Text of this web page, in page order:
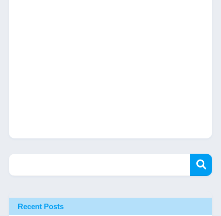
Recent Posts